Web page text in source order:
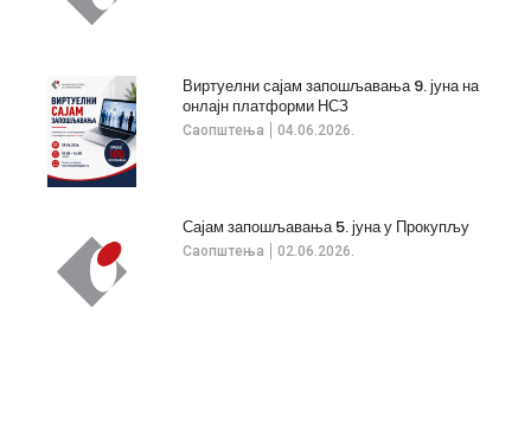
Саопштења 04.06.2026.
Виртуелни сајам запошљавања 9. јуна на
онлајн платформи НСЗ
Саопштења 02.06.2026.
Сајам запошљавања 5. јуна у Прокупљу